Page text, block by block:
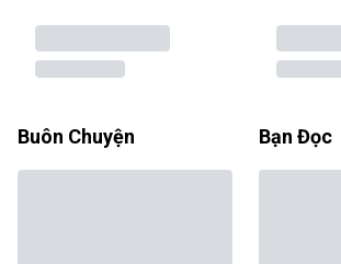
Buôn Chuyện Bạn Đọc